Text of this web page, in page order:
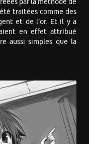
par la méthode de
traitées comme des
et de l’or. Et il y a
en effet attribué
aussi simples que la